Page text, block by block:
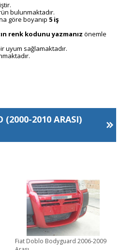
bulunmaktadır.
göre boyanıp 5 iş
renk kodunu yazmanız önemle
uyum sağlamaktadır.
(2000-2010 ARASI)
Fiat Doblo Bodyguard 2006-2009